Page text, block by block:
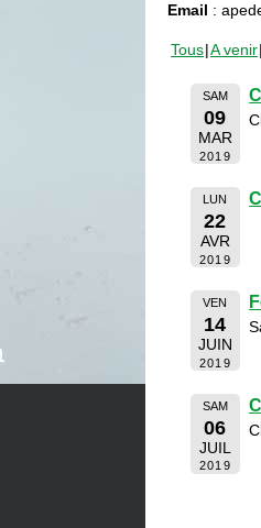
Email :
Tous A venir
SAM
09
MAR
2019
LUN
22
AVR
2019
VEN
14
JUIN
2019
SAM
06
JUIL
2019